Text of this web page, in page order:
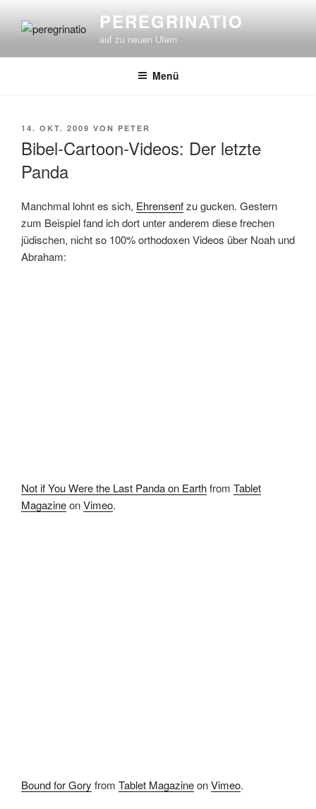
Inhalt
PEREGRINATIO
auf zu neuen Ufern
Menü
VERÖFFENTLICHT
14. OKT. 2009 VON PETER
Bibel-Cartoon-Videos: Der letzte
Panda
Manchmal lohnt es sich, Ehrensenfzu gucken. Gestern
zum Beispiel fand ich dort unter anderem diese frechen
jüdischen, nicht so 100% orthodoxen Videos über Noah und
Abraham:
Not if You Were the Last Panda on Earthfrom Tablet
MagazineonVimeo.
Bound for Gory from Tablet MagazineonVimeo.